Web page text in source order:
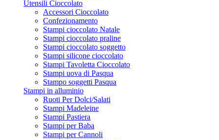
Utensili Cioccolato
Accessori Cioccolato
Confezionamento
Stampi cioccolato Natale
Stampi cioccolato praline
Stampi cioccolato soggetto
Stampi silicone cioccolato
Stampi Tavoletta Cioccolato
Stampi uova di Pasqua
Stampo soggetti Pasqua
Stampi in alluminio
Ruoti Per Dolci/Salati
Stampi Madeleine
Stampi Pastiera
Stampi per Baba
Stampi per Cannoli